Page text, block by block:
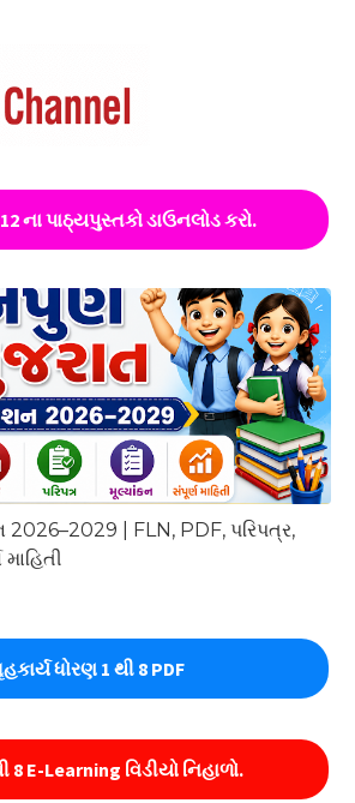
ના પાઠ્યપુસ્તકો ડાઉનલોડ કરો.
| FLN, PDF, પરિપત્ર,
ધોરણ 1 થી 8 PDF
8 E-Learning વિડીયો નિહાળો.